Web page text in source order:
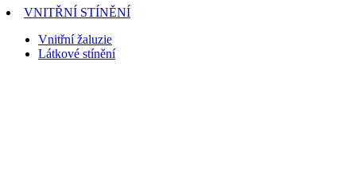
VNITŘNÍ STÍNĚNÍ
Vnitřní žaluzie
Látkové stínění